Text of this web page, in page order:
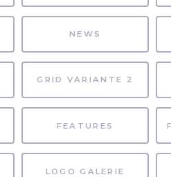
NEWS
GRID VARIANTE 2
FEATURES
LOGO GALERIE